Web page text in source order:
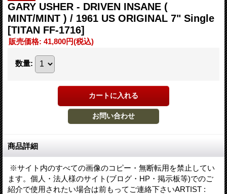
GARY USHER - DRIVEN INSANE (
MINT/MINT ) / 1961 US ORIGINAL 7" Single
[TITAN FF-1716]
販売価格: 41,800円(税込)
数量:
商品詳細
※サイト内のすべての画像のコピー・無断転用を禁止してい
ます。個人・法人様のサイト(ブログ・HP・掲示板等)でのご
紹介で使用されたい場合は前もってご連絡下さいARTIST :